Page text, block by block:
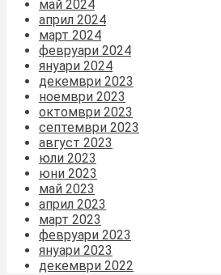
май 2024
април 2024
март 2024
февруари 2024
януари 2024
декември 2023
ноември 2023
октомври 2023
септември 2023
август 2023
юли 2023
юни 2023
май 2023
април 2023
март 2023
февруари 2023
януари 2023
декември 2022